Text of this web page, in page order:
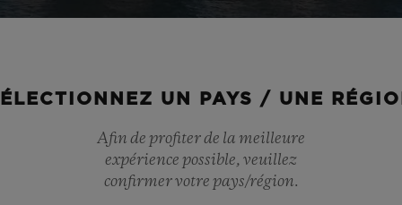
UN PAYS / UNE
Afin de profiter de la meilleure
expérience possible, veuillez
confirmer votre pays/région.